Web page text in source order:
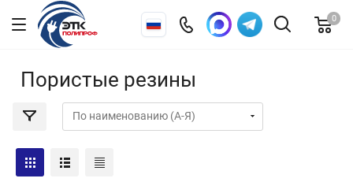
0
Пористые резины